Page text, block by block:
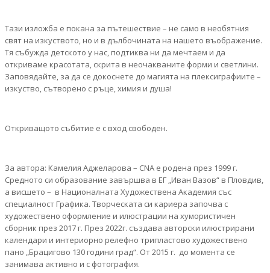
Тази изложба е покана за пътешествие – не само в необятния
свят на изкуството, но и в дълбочината на нашето въображение.
Тя събужда детското у нас, подтиква ни да мечтаем и да
откриваме красотата, скрита в неочакваните форми и светлини.
Заповядайте, за да се докоснете до магията на плексиграфиите –
изкуство, сътворено с ръце, химия и душа!
Откриващото събитие е с вход свободен.
За автора: Камелия Аджеларова – CNA е родена през 1999 г.
Средното си образование завършва в ЕГ „Иван Вазов“ в Пловдив,
а висшето – в Националната Художествена Академия със
специалност Графика. Творческата си кариера започва с
художествено оформление и илюстрации на хумористичен
сборник през 2017 г. През 2022г. създава авторски илюстрирани
календари и интериорно релефно трипластово художествено
пано „Брацигово 130 години град“. От 2015 г. до момента се
занимава активно и с фотография.